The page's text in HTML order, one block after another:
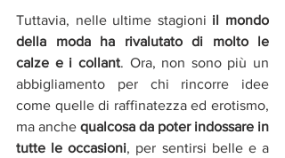
Tuttavia, nelle ultime stagioni il mondo
della moda ha rivalutato di molto le
calze e i collant. Ora, non sono più un
abbigliamento per chi rincorre idee
come quelle di raffinatezza ed erotismo,
ma anche qualcosa da poter indossare in
tutte le occasioni, per sentirsi belle e a